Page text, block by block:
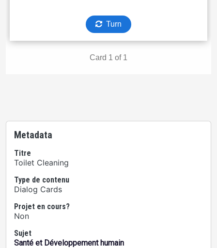
Metadata
Titre
Toilet Cleaning
Type de contenu
Dialog Cards
Projet en cours?
Non
Sujet
Santé et Développement humain